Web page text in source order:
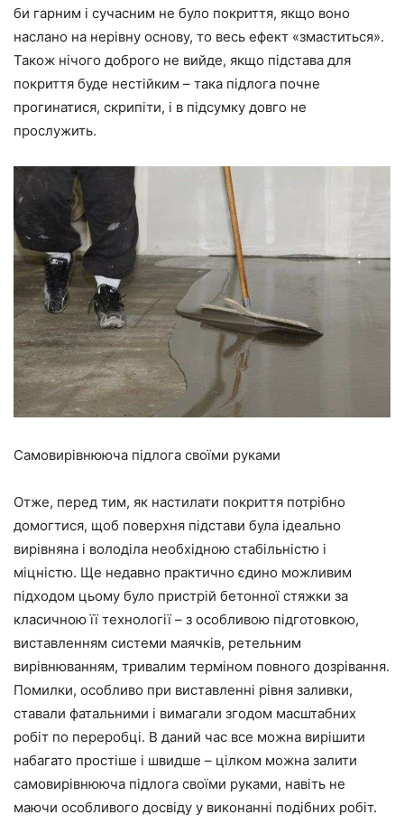
би гарним і сучасним не було покриття, якщо воно
наслано на нерівну основу, то весь ефект «змаститься».
Також нічого доброго не вийде, якщо підстава для
покриття буде нестійким – така підлога почне
прогинатися, скрипіти, і в підсумку довго не
прослужить.
Самовирівнююча підлога своїми руками
Отже, перед тим, як настилати покриття потрібно
домогтися, щоб поверхня підстави була ідеально
вирівняна і володіла необхідною стабільністю і
міцністю. Ще недавно практично єдино можливим
підходом цьому було пристрій бетонної стяжки за
класичноюїї технології – з особливою підготовкою,
виставленням системи маячків, ретельним
вирівнюванням, тривалим терміном повного дозрівання.
Помилки, особливо при виставленні рівня заливки,
ставали фатальними і вимагали згодом масштабних
робіт по переробці. В даний час все можна вирішити
набагато простіше і швидше – цілком можна залити
самовирівнююча підлога своїми руками, навіть не
маючи особливого досвіду у виконанні подібних робіт.